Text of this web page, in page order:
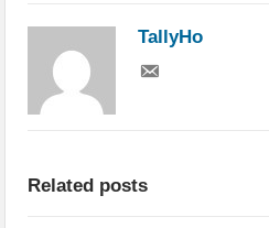
TallyHo
Related posts